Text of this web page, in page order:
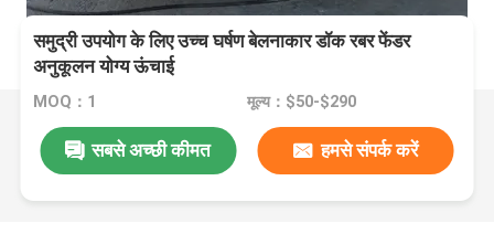
समुद्री उपयोग के लिए उच्च घर्षण बेलनाकार डॉक रबर फेंडर
अनुकूलन योग्य ऊंचाई
MOQ：1 मूल्य：$50-$290
सबसे अच्छी कीमत हमसे संपर्क करें